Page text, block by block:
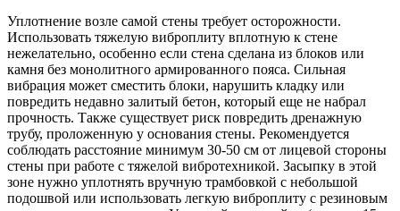
Уплотнение возле самой стены требует осторожности.
Использовать тяжелую виброплиту вплотную к стене
нежелательно, особенно если стена сделана из блоков или
камня без монолитного армированного пояса. Сильная
вибрация может сместить блоки, нарушить кладку или
повредить недавно залитый бетон, который еще не набрал
прочность. Также существует риск повредить дренажную
трубу, проложенную у основания стены. Рекомендуется
соблюдать расстояние минимум 30-50 см от лицевой стороны
стены при работе с тяжелой вибротехникой. Засыпку в этой
зоне нужно уплотнять вручную трамбовкой с небольшой
подошвой или использовать легкую виброплиту с резиновым